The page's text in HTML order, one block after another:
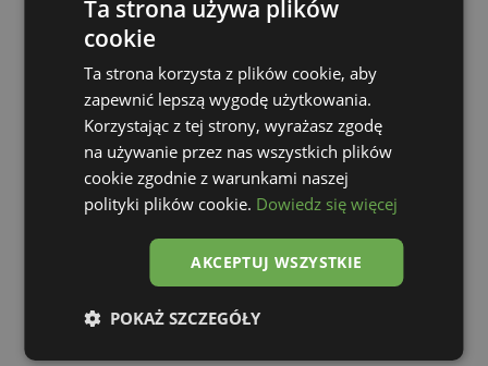
Ta strona używa plików
cookie
Ta strona korzysta z plików cookie, aby
zapewnić lepszą wygodę użytkowania.
Korzystając z tej strony, wyrażasz zgodę
na używanie przez nas wszystkich plików
cookie zgodnie z warunkami naszej
polityki plików cookie. Dowiedz się więcej
AKCEPTUJ WSZYSTKIE
POKAŻ SZCZEGÓŁY